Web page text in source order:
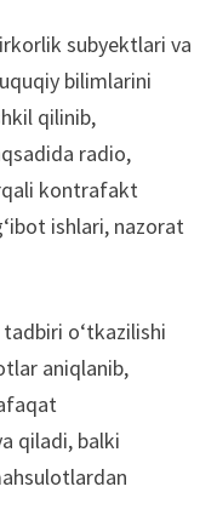
subyektlari va
bilimlarini
qilinib,
radio,
kontrafakt
ishlari, nazorat
o‘tkazilishi
aniqlanib,
qiladi, balki